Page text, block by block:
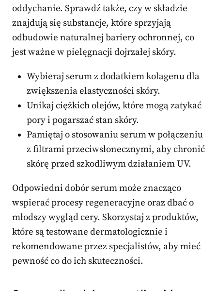
oddychanie. Sprawdź także, czy w składzie
znajdują się substancje, które sprzyjają
odbudowie naturalnej bariery ochronnej, co
jest ważne w pielęgnacji dojrzałej skóry.
Wybieraj serum z dodatkiem kolagenu dla
zwiększenia elastyczności skóry.
Unikaj ciężkich olejów, które mogą zatykać
pory i pogarszać stan skóry.
Pamiętaj o stosowaniu serum w połączeniu
z filtrami przeciwsłonecznymi, aby chronić
skórę przed szkodliwym działaniem UV.
Odpowiedni dobór serum może znacząco
wspierać procesy regeneracyjne oraz dbać o
młodszy wygląd cery. Skorzystaj z produktów,
które są testowane dermatologicznie i
rekomendowane przez specjalistów, aby mieć
pewność co do ich skuteczności.